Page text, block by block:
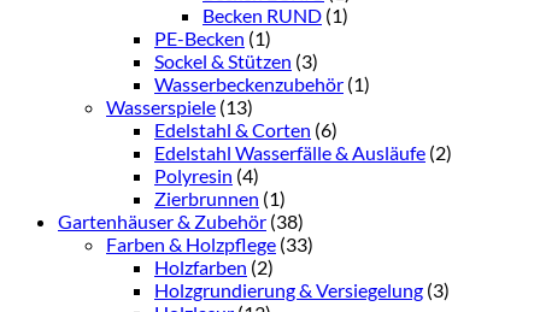
Becken RUND (1)
PE-Becken (1)
Sockel & Stützen (3)
Wasserbeckenzubehör (1)
Wasserspiele (13)
Edelstahl & Corten (6)
Edelstahl Wasserfälle & Ausläufe (2)
Polyresin (4)
Zierbrunnen (1)
Gartenhäuser & Zubehör (38)
Farben & Holzpflege (33)
Holzfarben (2)
Holzgrundierung & Versiegelung (3)